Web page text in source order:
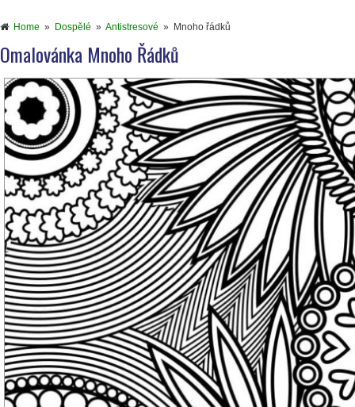
Home » Dospělé » Antistresové » Mnoho řádků
Omalovánka Mnoho Řádků